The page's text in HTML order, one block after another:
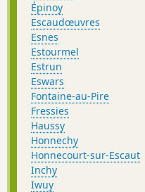
Épinoy
Escaudœuvres
Esnes
Estourmel
Estrun
Eswars
Fontaine-au-Pire
Fressies
Haussy
Honnechy
Honnecourt-sur-Escaut
Inchy
Iwuy